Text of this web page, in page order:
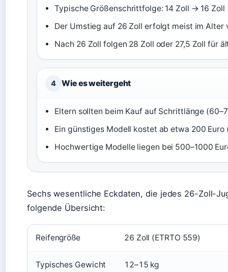
Typische Größenschrittfolge: 14 Zoll → 16
Der Umstieg auf 26 Zoll erfolgt meist im Alter
Nach 26 Zoll folgen 28 Zoll oder 27,5 Zoll für
4 Wie es weitergeht
Eltern sollten beim Kauf auf Schrittlänge
Ein günstiges Modell kostet ab etwa 200
Hochwertige Modelle liegen bei 500–1000
Sechs wesentliche Eckdaten, die jedes 26-Zoll-
folgende Übersicht:
Reifengröße 26 Zoll (ETRTO 559)
Typisches Gewicht 12–15 kg